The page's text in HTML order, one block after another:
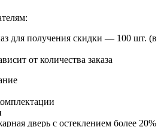
для получения скидки — 100 шт. (в
от количества заказа
дверь с остеклением более 20%